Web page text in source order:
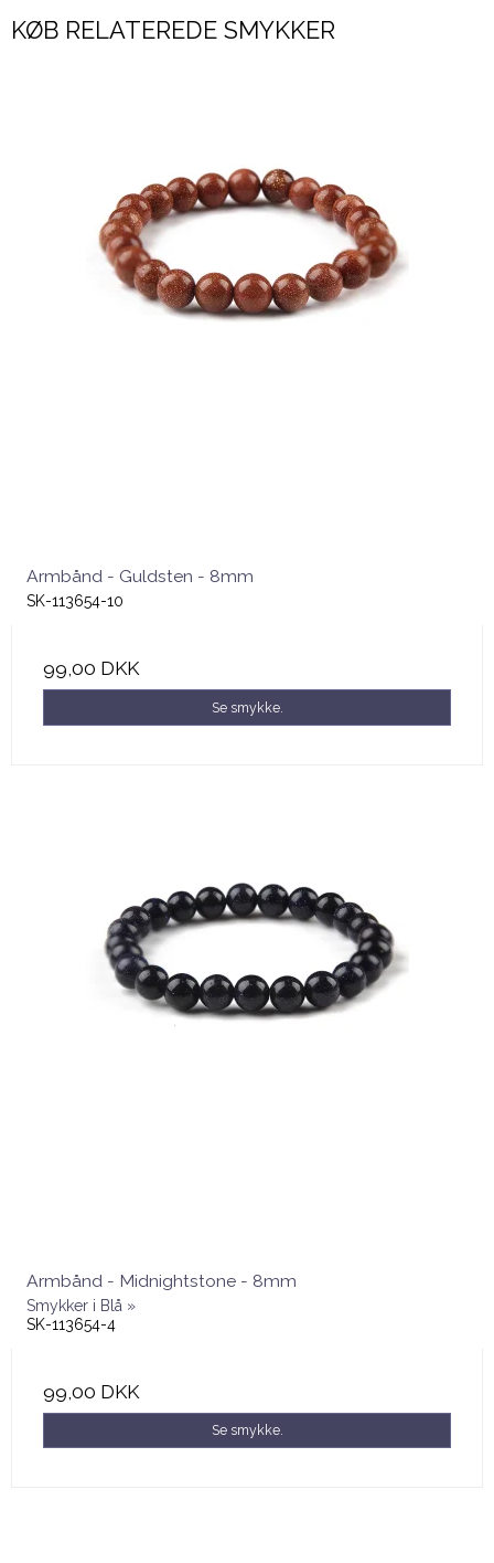
KØB RELATEREDE SMYKKER
Armbånd - Guldsten - 8mm
SK-113654-10
99,00 DKK
Se smykke.
Armbånd - Midnightstone - 8mm
Smykker i Blå »
SK-113654-4
99,00 DKK
Se smykke.